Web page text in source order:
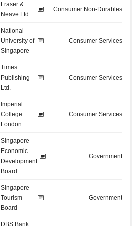
Fraser &
Neave Ltd.
Consumer Non-Durables
National
University of
Singapore
Consumer Services
Times
Publishing
Ltd.
Consumer Services
Imperial
College
London
Consumer Services
Singapore
Economic
Development
Board
Government
Singapore
Tourism
Board
Government